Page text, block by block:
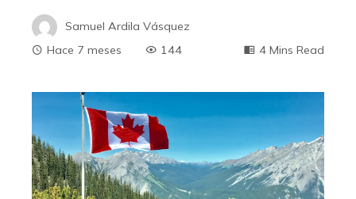
Samuel Ardila Vásquez
Hace 7 meses
144 4 Mins Read